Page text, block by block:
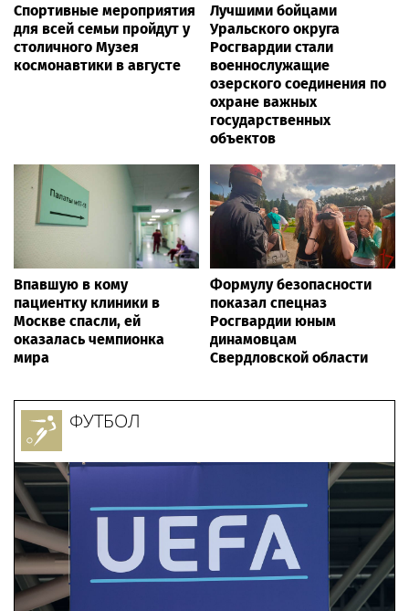
Спортивные мероприятия
для всей семьи пройдут у
столичного Музея
космонавтики в августе
Лучшими бойцами
Уральского округа
Росгвардии стали
военнослужащие
озерского соединения по
охране важных
государственных
объектов
Впавшую в кому
пациентку клиники в
Москве спасли, ей
оказалась чемпионка
мира
Формулу безопасности
показал спецназ
Росгвардии юным
динамовцам
Свердловской области
ФУТБОЛ